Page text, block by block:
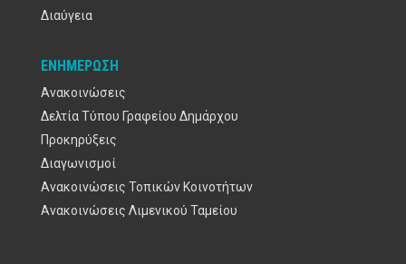
Διαύγεια
ΕΝΗΜΈΡΩΣΗ
Ανακοινώσεις
Δελτία Τύπου Γραφείου Δημάρχου
Προκηρύξεις
Διαγωνισμοί
Ανακοινώσεις Τοπικών Κοινοτήτων
Ανακοινώσεις Λιμενικού Ταμείου